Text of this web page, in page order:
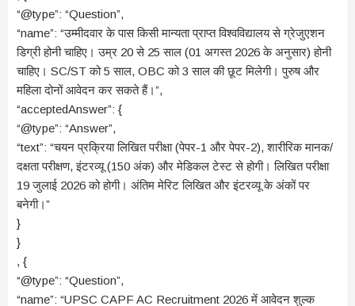
“@type”: “Question”,
“name”: “उम्मीदवार के पास किसी मान्यता प्राप्त विश्वविद्यालय से ग्रेजुएशन
डिग्री होनी चाहिए। उम्र 20 से 25 साल (01 अगस्त 2026 के अनुसार) होनी
चाहिए। SC/ST को 5 साल, OBC को 3 साल की छूट मिलेगी। पुरुष और
महिला दोनों आवेदन कर सकते हैं।”,
“acceptedAnswer”: {
“@type”: “Answer”,
“text”: “चयन प्रक्रिया लिखित परीक्षा (पेपर-1 और पेपर-2), शारीरिक मानक/
दक्षता परीक्षण, इंटरव्यू (150 अंक) और मेडिकल टेस्ट से होगी। लिखित परीक्षा
19 जुलाई 2026 को होगी। अंतिम मेरिट लिखित और इंटरव्यू के अंकों पर
बनेगी।”
}
}
, {
“@type”: “Question”,
“name”: “UPSC CAPF AC Recruitment 2026 में आवेदन शुल्क